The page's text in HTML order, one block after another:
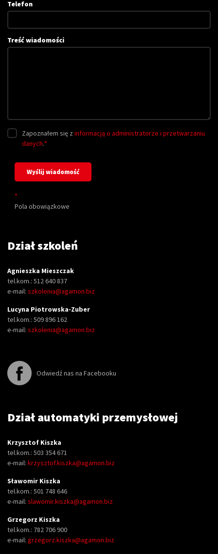
Telefon
Treść wiadomości
Zapoznałem się z informacją o administratorze i przetwarzaniu
danych.*
*
Pola obowiązkowe
Dział szkoleń
Agnieszka Mieszczak
tel.kom.: 512 640 837
e-mail: szkolenia@agamon.biz
Lucyna Piotrowska-Zuber
tel.kom.: 509 896 162
e-mail: szkolenia@agamon.biz
Odwiedź nas na Facebooku
Dział automatyki przemysłowej
Krzysztof Kiszka
tel.kom.: 503 354 671
e-mail: krzysztof.kiszka@agamon.biz
Sławomir Kiszka
tel.kom.: 501 748 646
e-mail: slawomir.kiszka@agamon.biz
Grzegorz Kiszka
tel.kom.: 782 706 900
e-mail: grzegorz.kiszka@agamon.biz